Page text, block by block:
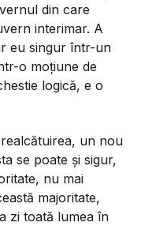
din care
interimar. A
eu singur într-un
o moțiune de
logică, e o
un nou
se poate și sigur,
nu mai
majoritate,
zi toată lumea în